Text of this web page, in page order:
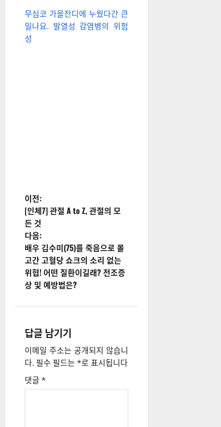
무심코 가을잔디에 누웠다간 큰
일나요. 발열성 감염병의 위험
성
게
시
물
내
비
이
션
이전:
[인체7] 관절 A to Z, 관절의 모
든 것
다음:
배우 김수미(75)를 죽음으로 몰
고간 고혈당 쇼크의 소리 없는
위협! 어떤 질환이길래? 전조증
상 및 예방법은?
답글 남기기
이메일 주소는 공개되지 않습니
다. 필수 필드는 *로 표시됩니다
댓글 *